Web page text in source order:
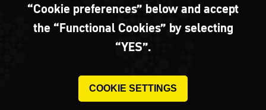
“Cookie preferences” below and accept
the “Functional Cookies” by selecting
“YES”.
COOKIE SETTINGS